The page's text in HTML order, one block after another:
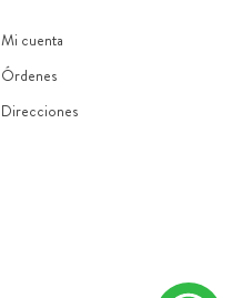
Mi cuenta
Órdenes
Direcciones